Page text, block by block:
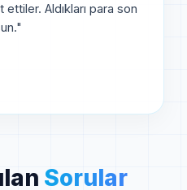
Aldıkları para son
"
Sorular